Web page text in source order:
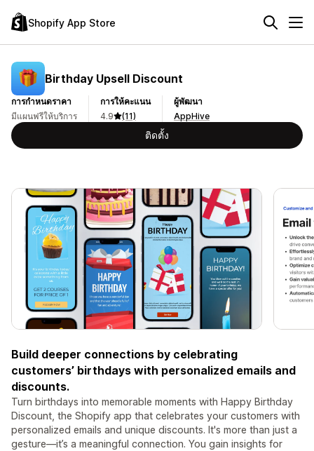
Shopify App Store
Birthday Upsell Discount
การกำหนดราคา
มีแผนฟรีให้บริการ
การให้คะแนน
4.9
(11)
ผู้พัฒนา
AppHive
ติดตั้ง
Build deeper connections by celebrating
customers’ birthdays with personalized emails and
discounts.
Turn birthdays into memorable moments with Happy Birthday
Discount, the Shopify app that celebrates your customers with
personalized emails and unique discounts. It's more than just a
gesture—it’s a meaningful connection. You gain insights for